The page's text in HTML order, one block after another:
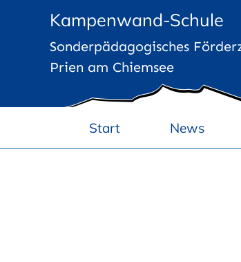
Kampenwand-Schule
Sonderpädagogisches
Prien am Chiemsee
Start News